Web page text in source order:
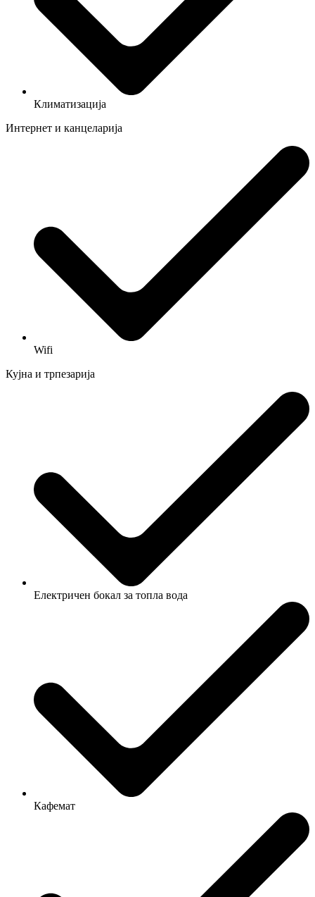
Климатизација
Интернет и канцеларија
Wifi
Кујна и трпезарија
Електричен бокал за топла вода
Кафемат